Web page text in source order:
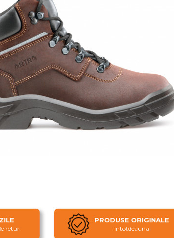
retur
PRODUSE ORIGINALE
intotdeauna